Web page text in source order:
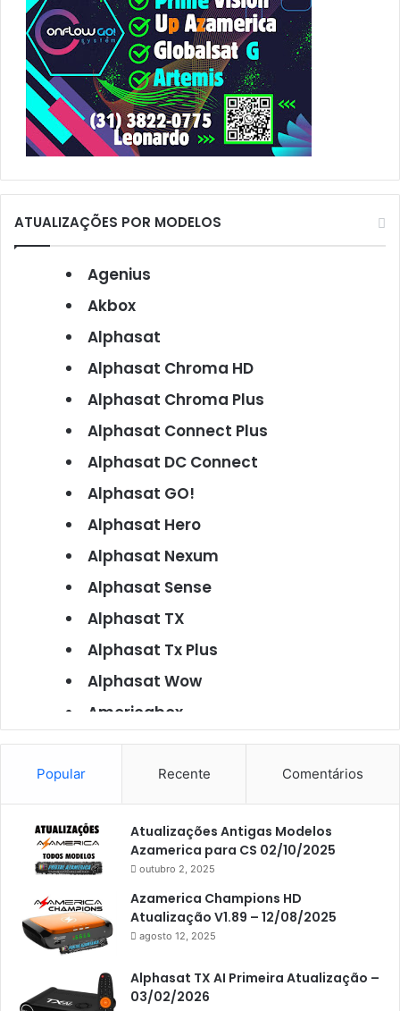
ATUALIZAÇÕES POR MODELOS
Agenius
Akbox
Alphasat
Alphasat Chroma HD
Alphasat Chroma Plus
Alphasat Connect Plus
Alphasat DC Connect
Alphasat GO!
Alphasat Hero
Alphasat Nexum
Alphasat Sense
Alphasat TX
Alphasat Tx Plus
Alphasat Wow
Americabox
Americabox S101
Americabox S105
Americabox S105 Plus
Americabox S205
Americabox S205 Plus
Americabox S305 Plus
Artcom
Athomics
Popular Recente Comentários
Atualizações Antigas Modelos
Azamerica para CS 02/10/2025
outubro 2, 2025
Azamerica Champions HD
Atualização V1.89 – 12/08/2025
agosto 12, 2025
Alphasat TX AI Primeira Atualização –
03/02/2026